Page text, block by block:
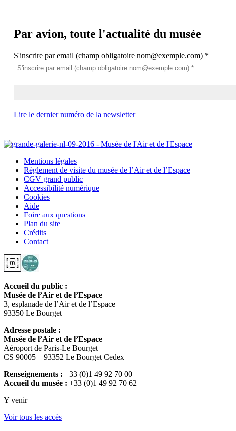
Par avion, toute l'actualité du musée
S'inscrire par email (champ obligatoire nom@exemple.com) *
Lire le dernier numéro de la newsletter
Mentions légales
Règlement de visite du musée de l’Air et de l’Espace
CGV grand public
Accessibilité numérique
Cookies
Aide
Foire aux questions
Plan du site
Crédits
Contact
Accueil du public :
Musée de l’Air et de l’Espace
3, esplanade de l’Air et de l’Espace
93350 Le Bourget
Adresse postale :
Musée de l’Air et de l’Espace
Aéroport de Paris-Le Bourget
CS 90005 – 93352 Le Bourget Cedex
Renseignements : +33 (0)1 49 92 70 00
Accueil du musée : +33 (0)1 49 92 70 62
Y venir
Voir tous les accès